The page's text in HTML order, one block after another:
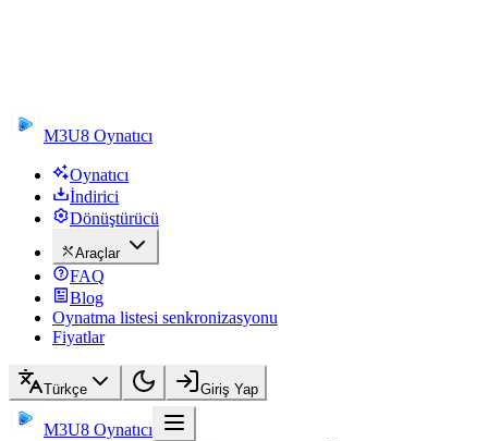
M3U8 Oynatıcı
Oynatıcı
İndirici
Dönüştürücü
Araçlar
FAQ
Blog
Oynatma listesi senkronizasyonu
Fiyatlar
Türkçe Giriş Yap
M3U8 Oynatıcı